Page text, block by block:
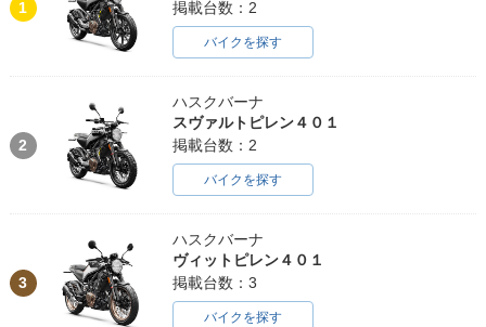
1
掲載台数：2
バイクを探す
2
ハスクバーナ
スヴァルトピレン４０１
掲載台数：2
バイクを探す
3
ハスクバーナ
ヴィットピレン４０１
掲載台数：3
バイクを探す